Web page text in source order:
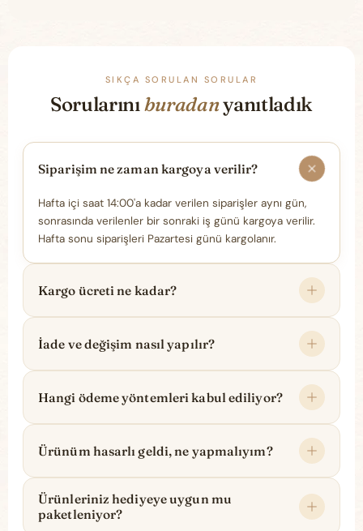
SIKÇA SORULAN SORULAR
Sorularınıburadanyanıtladık
Siparişim ne zaman kargoya verilir?
Hafta içi saat 14:00'a kadar verilen siparişler aynı gün,
sonrasında verilenler bir sonraki iş günü kargoya verilir.
Hafta sonu siparişleri Pazartesi günü kargolanır.
Kargo ücreti ne kadar?
İade ve değişim nasıl yapılır?
Hangi ödeme yöntemleri kabul ediliyor?
Ürünüm hasarlı geldi, ne yapmalıyım?
Ürünleriniz hediyeye uygun mu
paketleniyor?